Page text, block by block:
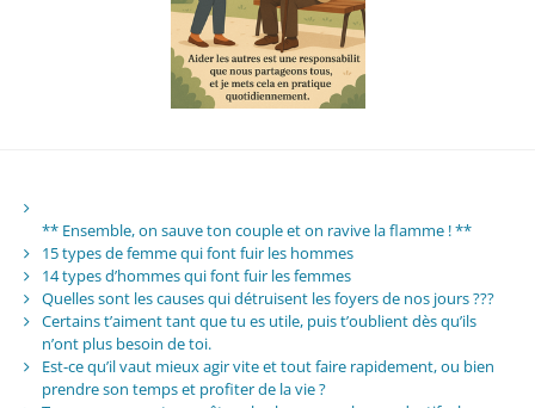
** Ensemble, on sauve ton couple et on ravive la flamme ! **
15 types de femme qui font fuir les hommes
14 types d’hommes qui font fuir les femmes
Quelles sont les causes qui détruisent les foyers de nos jours ???
Certains t’aiment tant que tu es utile, puis t’oublient dès qu’ils
n’ont plus besoin de toi.
Est-ce qu’il vaut mieux agir vite et tout faire rapidement, ou bien
prendre son temps et profiter de la vie ?